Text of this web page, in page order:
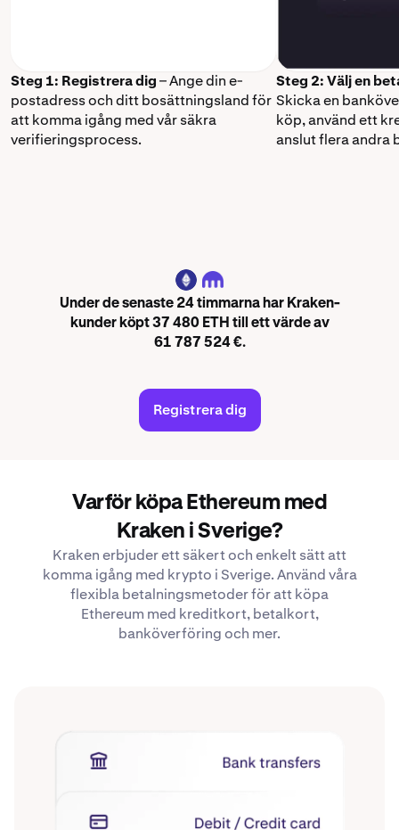
Steg 1: Registrera dig– Ange din e-
postadress och ditt bosättningsland för
att komma igång med vår säkra
verifieringsprocess.
Steg 2: Välj en
Skicka en
köp, använd ett
anslut flera andra
ETH
Under de senaste 24 timmarna har Kraken-
kunder köpt 37 480 ETH till ett värde av
61 787 524 €.
Registrera dig
Varför köpa Ethereum med
Kraken i Sverige?
Kraken erbjuder ett säkert och enkelt sätt att
komma igång med krypto i Sverige. Använd våra
flexibla betalningsmetoder för att köpa
Ethereum med kreditkort, betalkort,
banköverföring och mer.